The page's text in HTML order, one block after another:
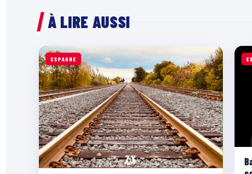
À LIRE AUSSI
ESPAGNE